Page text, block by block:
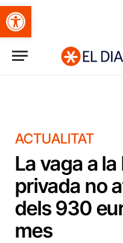
Obre la barra d'eines
ACTUALITAT
La vaga a
privada no
dels 930
mes